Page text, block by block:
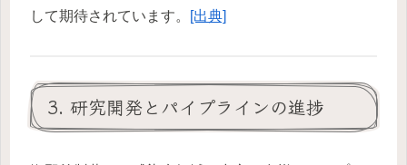
して期待されています。
[出典]
3. 研究開発とパイプラインの進捗